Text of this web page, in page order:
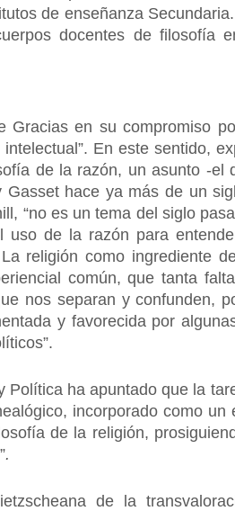
de enseñanza
docentes de filosofía
en su compromiso
En este sentido,
de la razón, un asunto -el
hace ya más de un
“no es un tema del siglo
uso de la razón para
religión como ingrediente
común, que tanta
nos separan y confunden,
y favorecida por
ha apuntado que la
incorporado como
de la religión,
”.
de la